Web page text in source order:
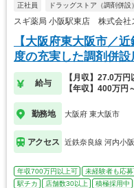
正社員 ドラッグストア（調剤併設）
スギ薬局 小阪駅東店 株式会社
【大阪府東大阪市／
度の充実した調剤併設
給与
【月収】27.0万円
【年収】400万円
勤務地 大阪府 東大阪市
アクセス 近鉄奈良線 河内小
年収700万円以上可 未経験者も応
駅チカ
店舗数30以上 積極採用中